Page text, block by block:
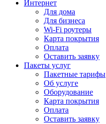
Интернет
Для дома
Для бизнеса
Wi-Fi роутеры
Карта покрытия
Оплата
Оставить заявку
Пакеты услуг
Пакетные тарифы
Об услуге
Оборудование
Карта покрытия
Оплата
Оставить заявку